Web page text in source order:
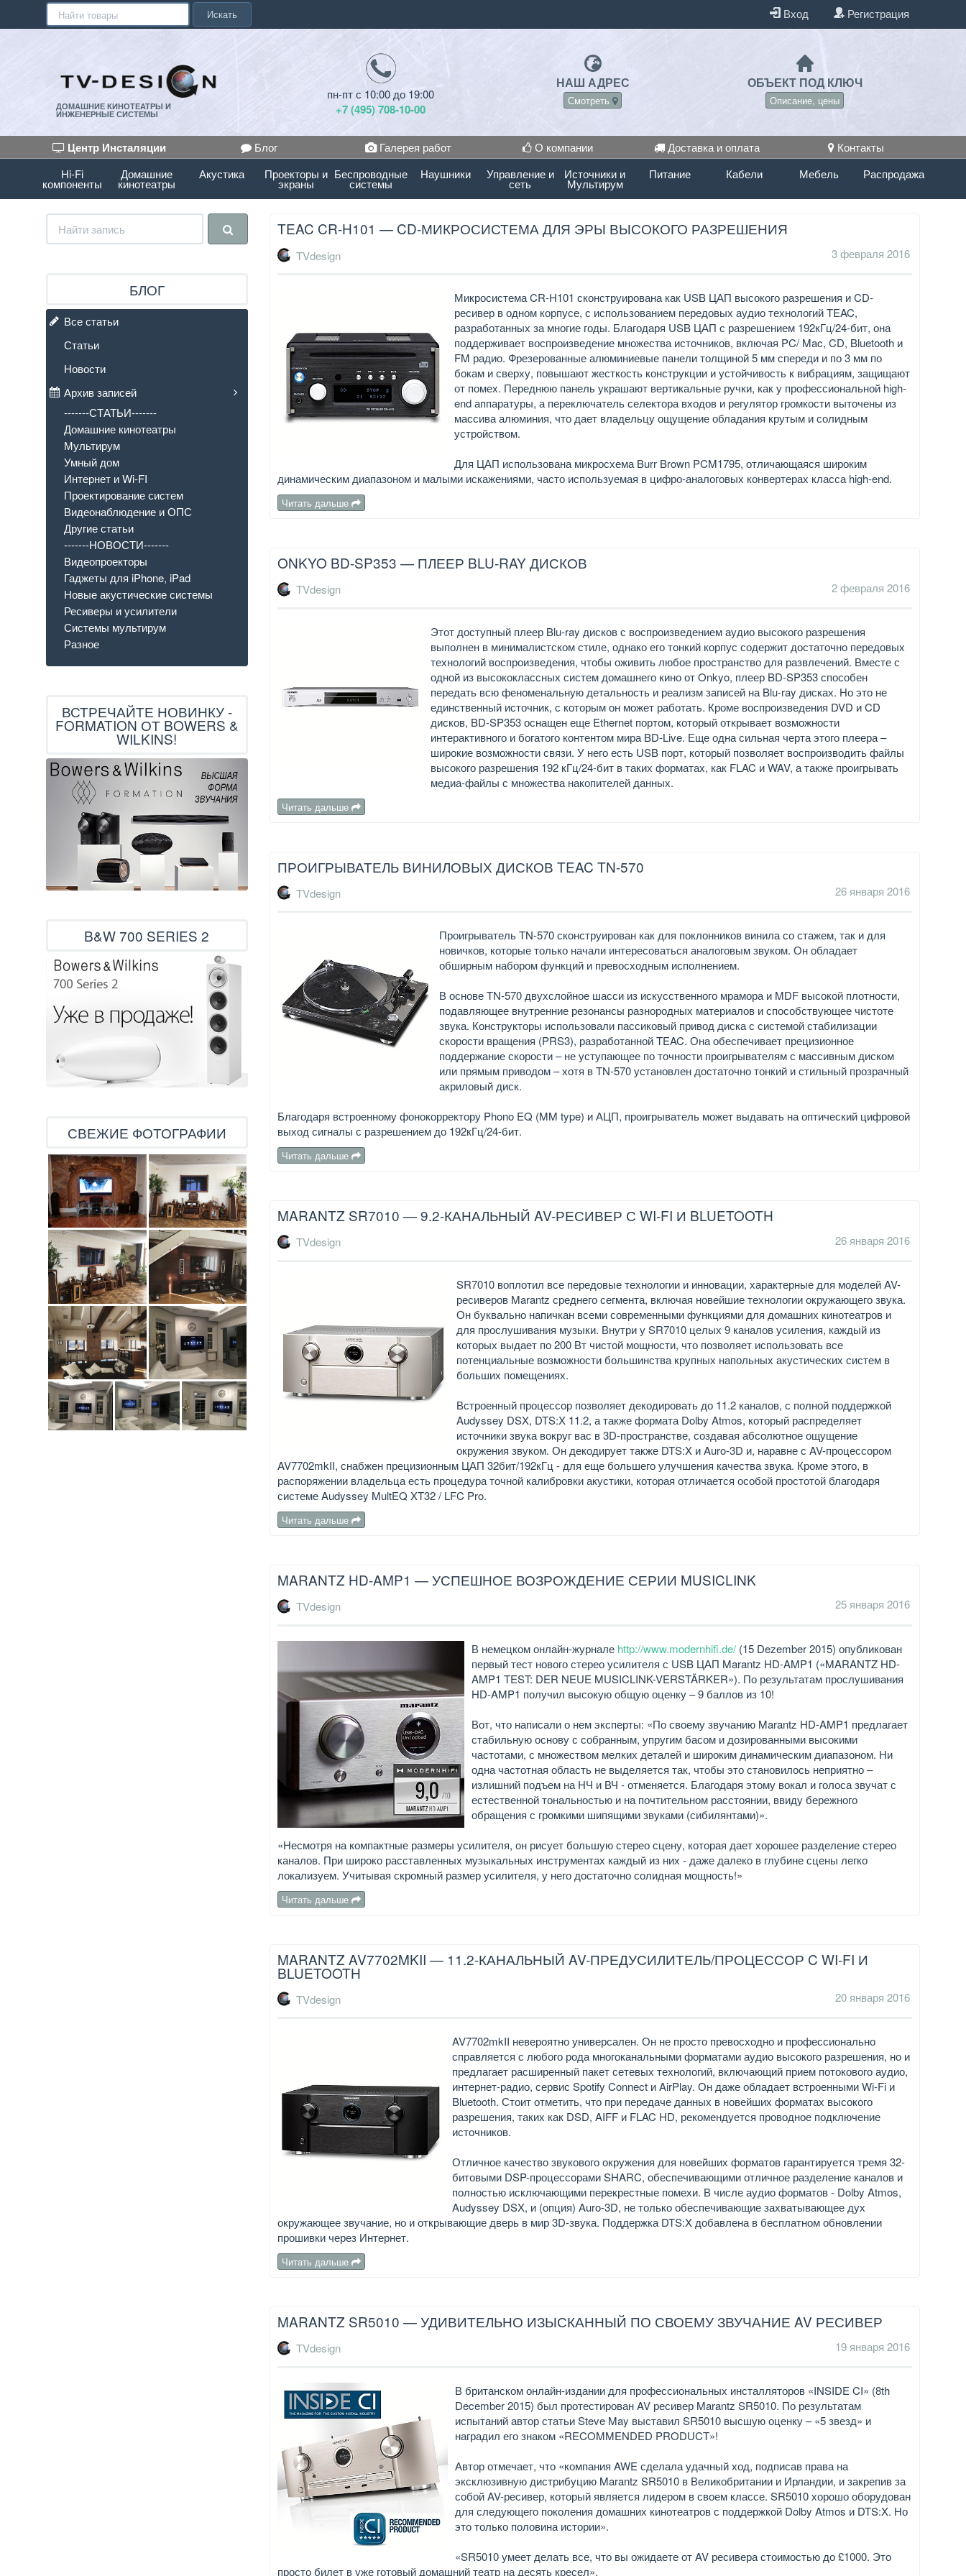
Искать Вход Регистрация
ДОМАШНИЕ КИНОТЕАТРЫ И
ИНЖЕНЕРНЫЕ СИСТЕМЫ
пн-пт с 10:00 до 19:00
+7 (495) 708-10-00
НАШ АДРЕС
Смотреть
ОБЪЕКТ ПОД КЛЮЧ
Описание, цены
Центр Инсталяции Блог Галерея работ О компании Доставка и оплата
Контакты
Hi-Fi
компоненты
Домашние
кинотеатры
Акустика Проекторы и
экраны
Беспроводные
системы
Наушники Управление и
сеть
Источники и
Мультирум
Питание Кабели Мебель Распродажа
TEAC CR-H101 — CD-МИКРОСИСТЕМА ДЛЯ ЭРЫ ВЫСОКОГО РАЗРЕШЕНИЯ
TVdesign 3 февраля 2016
Микросистема CR-H101 сконструирована как USB ЦАП высокого разрешения и CD-
ресивер в одном корпусе, с использованием передовых аудио технологий TEAC,
разработанных за многие годы. Благодаря USB ЦАП с разрешением 192кГц/24-бит, она
поддерживает воспроизведение множества источников, включая PC/ Mac, CD, Bluetooth и
FM радио. Фрезерованные алюминиевые панели толщиной 5 мм спереди и по 3 мм по
бокам и сверху, повышают жесткость конструкции и устойчивость к вибрациям, защищают
от помех. Переднюю панель украшают вертикальные ручки, как у профессиональной high-
end аппаратуры, а переключатель селектора входов и регулятор громкости выточены из
массива алюминия, что дает владельцу ощущение обладания крутым и солидным
устройством.
Для ЦАП использована микросхема Burr Brown PCM1795, отличающаяся широким
динамическим диапазоном и малыми искажениями, часто используемая в цифро-аналоговых конвертерах класса high-end.
Читать дальше
ONKYO BD-SP353 — ПЛЕЕР BLU-RAY ДИСКОВ
TVdesign 2 февраля 2016
Этот доступный плеер Blu-ray дисков с воспроизведением аудио высокого разрешения
выполнен в минималистском стиле, однако его тонкий корпус содержит достаточно передовых
технологий воспроизведения, чтобы оживить любое пространство для развлечений. Вместе с
одной из высококлассных систем домашнего кино от Onkyo, плеер BD-SP353 способен
передать всю феноменальную детальность и реализм записей на Blu-ray дисках. Но это не
единственный источник, с которым он может работать. Кроме воспроизведения DVD и CD
дисков, BD-SP353 оснащен еще Ethernet портом, который открывает возможности
интерактивного и богатого контентом мира BD-Live. Еще одна сильная черта этого плеера –
широкие возможности связи. У него есть USB порт, который позволяет воспроизводить файлы
высокого разрешения 192 кГц/24-бит в таких форматах, как FLAC и WAV, а также проигрывать
медиа-файлы с множества накопителей данных.
Читать дальше
ПРОИГРЫВАТЕЛЬ ВИНИЛОВЫХ ДИСКОВ TEAC TN-570
TVdesign 26 января 2016
Проигрыватель TN-570 сконструирован как для поклонников винила со стажем, так и для
новичков, которые только начали интересоваться аналоговым звуком. Он обладает
обширным набором функций и превосходным исполнением.
В основе TN-570 двухслойное шасси из искусственного мрамора и MDF высокой плотности,
подавляющее внутренние резонансы разнородных материалов и способствующее чистоте
звука. Конструкторы использовали пассиковый привод диска с системой стабилизации
скорости вращения (PRS3), разработанной TEAC. Она обеспечивает прецизионное
поддержание скорости – не уступающее по точности проигрывателям с массивным диском
или прямым приводом – хотя в TN-570 установлен достаточно тонкий и стильный прозрачный
акриловый диск.
Благодаря встроенному фонокорректору Phono EQ (MM type) и АЦП, проигрыватель может выдавать на оптический цифровой
выход сигналы с разрешением до 192кГц/24-бит.
Читать дальше
MARANTZ SR7010 — 9.2-КАНАЛЬНЫЙ AV-РЕСИВЕР С WI-FI И BLUETOOTH
TVdesign 26 января 2016
SR7010 воплотил все передовые технологии и инновации, характерные для моделей AV-
ресиверов Marantz среднего сегмента, включая новейшие технологии окружающего звука.
Он буквально напичкан всеми современными функциями для домашних кинотеатров и
для прослушивания музыки. Внутри у SR7010 целых 9 каналов усиления, каждый из
которых выдает по 200 Вт чистой мощности, что позволяет использовать все
потенциальные возможности большинства крупных напольных акустических систем в
больших помещениях.
Встроенный процессор позволяет декодировать до 11.2 каналов, с полной поддержкой
Audyssey DSX, DTS:X 11.2, а также формата Dolby Atmos, который распределяет
источники звука вокруг вас в 3D-пространстве, создавая абсолютное ощущение
окружения звуком. Он декодирует также DTS:X и Auro-3D и, наравне с AV-процессором
AV7702mkII, снабжен прецизионным ЦАП 32бит/192кГц - для еще большего улучшения качества звука. Кроме этого, в
распоряжении владельца есть процедура точной калибровки акустики, которая отличается особой простотой благодаря
системе Audyssey MultEQ XT32 / LFC Pro.
Читать дальше
MARANTZ HD-AMP1 — УСПЕШНОЕ ВОЗРОЖДЕНИЕ СЕРИИ MUSICLINK
TVdesign 25 января 2016
В немецком онлайн-журнале http://www.modernhifi.de/ (15 Dezember 2015) опубликован
первый тест нового стерео усилителя с USB ЦАП Marantz HD-AMP1 («MARANTZ HD-
AMP1 TEST: DER NEUE MUSICLINK-VERSTÄRKER»). По результатам прослушивания
HD-AMP1 получил высокую общую оценку – 9 баллов из 10!
Вот, что написали о нем эксперты: «По своему звучанию Marantz HD-AMP1 предлагает
стабильную основу с собранным, упругим басом и дозированными высокими
частотами, с множеством мелких деталей и широким динамическим диапазоном. Ни
одна частотная область не выделяется так, чтобы это становилось неприятно –
излишний подъем на НЧ и ВЧ - отменяется. Благодаря этому вокал и голоса звучат с
естественной тональностью и на почтительном расстоянии, ввиду бережного
обращения с громкими шипящими звуками (сибилянтами)».
«Несмотря на компактные размеры усилителя, он рисует большую стерео сцену, которая дает хорошее разделение стерео
каналов. При широко расставленных музыкальных инструментах каждый из них - даже далеко в глубине сцены легко
локализуем. Учитывая скромный размер усилителя, у него достаточно солидная мощность!»
Читать дальше
MARANTZ AV7702MKII — 11.2-КАНАЛЬНЫЙ AV-ПРЕДУСИЛИТЕЛЬ/ПРОЦЕССОР C WI-FI И
BLUETOOTH
TVdesign 20 января 2016
AV7702mkII невероятно универсален. Он не просто превосходно и профессионально
справляется с любого рода многоканальными форматами аудио высокого разрешения, но и
предлагает расширенный пакет сетевых технологий, включающий прием потокового аудио,
интернет-радио, сервис Spotify Connect и AirPlay. Он даже обладает встроенными Wi-Fi и
Bluetooth. Стоит отметить, что при передаче данных в новейших форматах высокого
разрешения, таких как DSD, AIFF и FLAC HD, рекомендуется проводное подключение
источников.
Отличное качество звукового окружения для новейших форматов гарантируется тремя 32-
битовыми DSP-процессорами SHARC, обеспечивающими отличное разделение каналов и
полностью исключающими перекрестные помехи. В числе аудио форматов - Dolby Atmos,
Audyssey DSX, и (опция) Auro-3D, не только обеспечивающие захватывающее дух
окружающее звучание, но и открывающие дверь в мир 3D-звука. Поддержка DTS:X добавлена в бесплатном обновлении
прошивки через Интернет.
Читать дальше
MARANTZ SR5010 — УДИВИТЕЛЬНО ИЗЫСКАННЫЙ ПО СВОЕМУ ЗВУЧАНИЕ AV РЕСИВЕР
TVdesign 19 января 2016
В британском онлайн-издании для профессиональных инсталляторов «INSIDE CI» (8th
December 2015) был протестирован AV ресивер Marantz SR5010. По результатам
испытаний автор статьи Steve May выставил SR5010 высшую оценку – «5 звезд» и
наградил его знаком «RECOMMENDED PRODUCT»!
Автор отмечает, что «компания AWE сделала удачный ход, подписав права на
эксклюзивную дистрибуцию Marantz SR5010 в Великобритании и Ирландии, и закрепив за
собой AV-ресивер, который является лидером в своем классе. SR5010 хорошо оборудован
для следующего поколения домашних кинотеатров с поддержкой Dolby Atmos и DTS:X. Но
это только половина истории».
«SR5010 умеет делать все, что вы ожидаете от AV ресивера стоимостью до £1000. Это
просто билет в уже готовый домашний театр на десять кресел».
БЛОГ
Все статьи
Статьи
Новости
Архив записей
-------СТАТЬИ-------
Домашние кинотеатры
Мультирум
Умный дом
Интернет и Wi-FI
Проектирование систем
Видеонаблюдение и ОПС
Другие статьи
-------НОВОСТИ-------
Видеопроекторы
Гаджеты для iPhone, iPad
Новые акустические системы
Ресиверы и усилители
Системы мультирум
Разное
ВСТРЕЧАЙТЕ НОВИНКУ -
FORMATION ОТ BOWERS &
WILKINS!
B&W 700 SERIES 2
СВЕЖИЕ ФОТОГРАФИИ